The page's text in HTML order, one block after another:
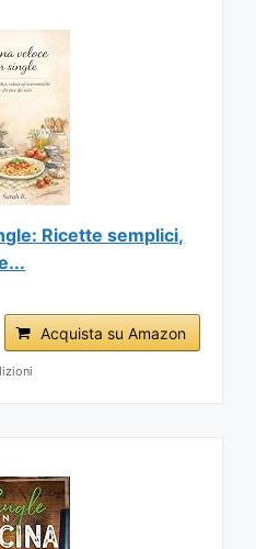
Ricette semplici,
Acquista su Amazon